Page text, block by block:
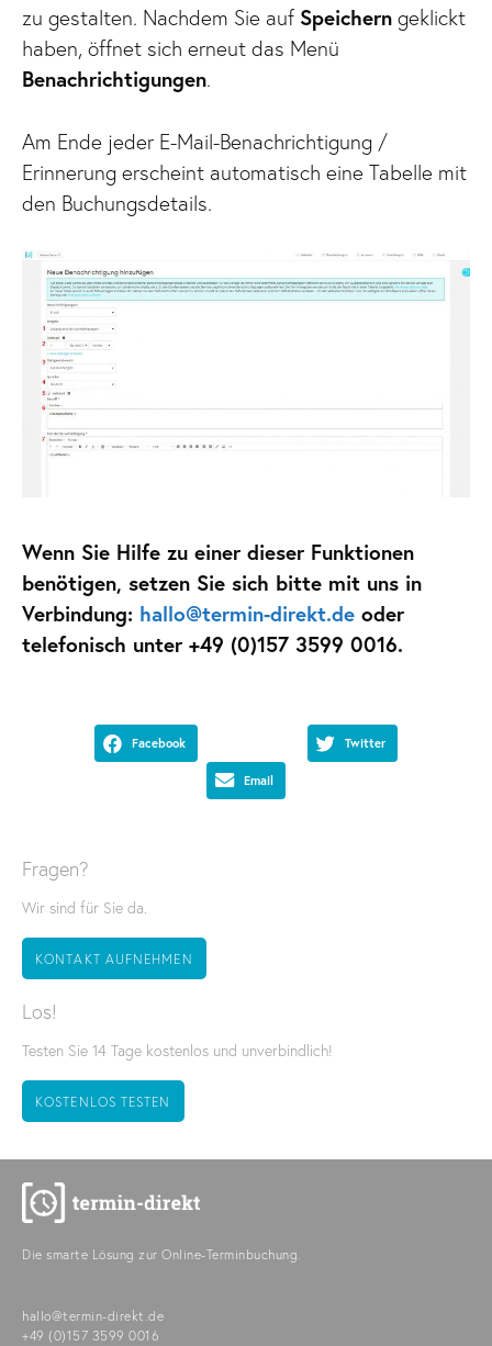
zu gestalten. Nachdem Sie auf Speichern geklickt
haben, öffnet sich erneut das Menü
Benachrichtigungen.
Am Ende jeder E-Mail-Benachrichtigung /
Erinnerung erscheint automatisch eine Tabelle mit
den Buchungsdetails.
Wenn Sie Hilfe zu einer dieser Funktionen
benötigen, setzen Sie sich bitte mit uns in
Verbindung: hallo@termin-direkt.de oder
telefonisch unter +49 (0)157 3599 0016.
Facebook Twitter
Email
Fragen?
Wir sind für Sie da.
KONTAKT AUFNEHMEN
Los!
Testen Sie 14 Tage kostenlos und unverbindlich!
KOSTENLOS TESTEN
Die smarte Lösung zur Online-Terminbuchung.
hallo@termin-direkt.de
+49 (0)157 3599 0016